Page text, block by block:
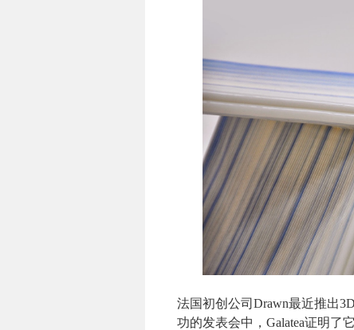
法国初创公司 Drawn最近推出3D
功的发表会中， Galatea证明了